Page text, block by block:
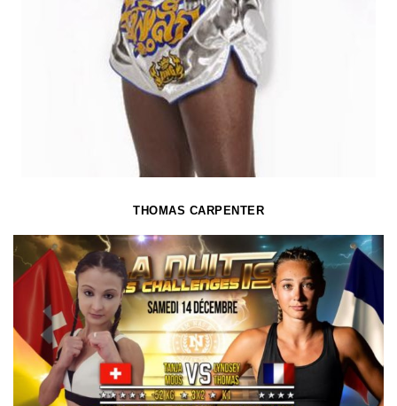
THOMAS CARPENTER